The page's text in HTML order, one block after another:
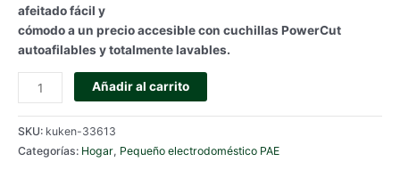
afeitado fácil y
cómodo a un precio accesible con cuchillas PowerCut
autoafilables y totalmente lavables.
AFEITADORA
PHILIPS
CON
CORTAPATILLAS
-
Añadir al carrito
SKU: kuken-33613
Categorías: Hogar, Pequeño electrodoméstico PAE